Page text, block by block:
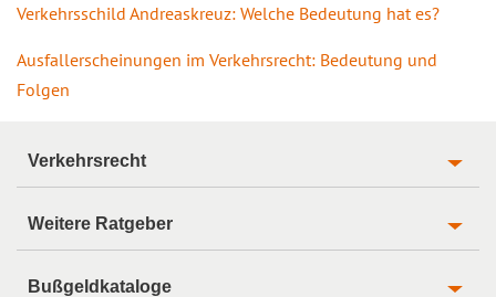
Verkehrsschild Andreaskreuz: Welche Bedeutung hat es?
Ausfallerscheinungen im Verkehrsrecht: Bedeutung und
Folgen
Verkehrsrecht
Weitere Ratgeber
Bußgeldkataloge